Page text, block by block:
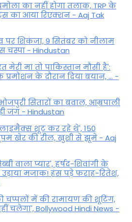
का नहीं होगा तलाक, TRP के
का आया रिएक्शन - Aaj Tak
पर शिकंजा, 9 सितंबर को नीलाम
चस्पा - Hindustan
मां तो पाकिस्तान मौसी है':
के दौरान दिया बयान, ... -
सितारों का बवाल, आम्रपाली
जंग - Hindustan
शूट कर रहे थे', 150
खेर की रील, खुशी से झूमे - Aaj
वाला प्यार', हर्षद-शिवांगी के
उड़ाया मजाक! हंस पड़े फराह-रितेश,
चप्पलों में की रामायण की शूटिंग,
चलेगा', Bollywood Hindi News -